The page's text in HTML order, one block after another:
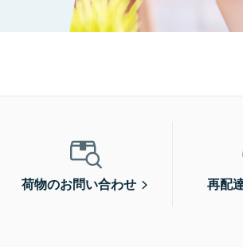
荷物のお問い合わせ 再配